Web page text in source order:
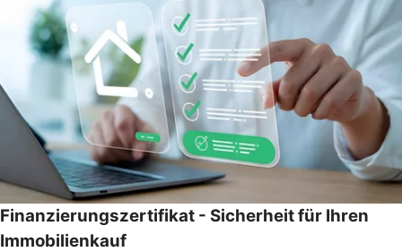
Finanzierungszertifikat - Sicherheit für Ihren
Immobilienkauf